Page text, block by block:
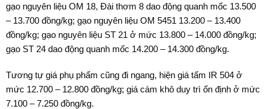
gạo nguyên liệu OM 18, Đài thơm 8 dao động quanh mốc 13.500
– 13.700 đồng/kg; gạo nguyên liệu OM 5451 13.200 – 13.400
đồng/kg; gạo nguyên liệu ST 21 ở mức 13.800 – 14.000 đồng/kg;
gạo ST 24 dao động quanh mốc 14.200 – 14.300 đồng/kg.
Tương tự giá phụ phẩm cũng đi ngang, hiện giá tấm IR 504 ở
mức 12.700 – 12.800 đồng/kg; giá cám khô duy trì ổn định ở mức
7.100 – 7.250 đồng/kg.